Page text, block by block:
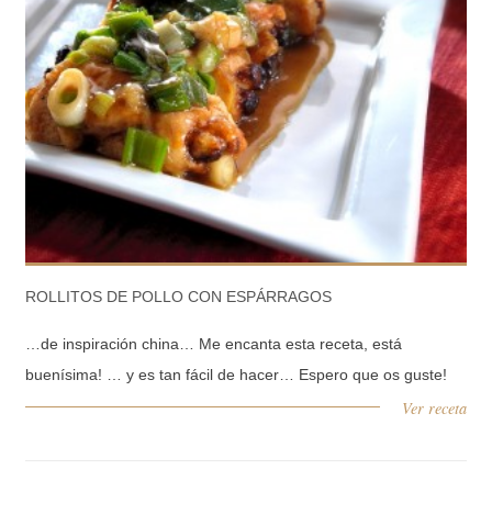
ROLLITOS DE POLLO CON ESPÁRRAGOS
…de inspiración china… Me encanta esta receta, está
buenísima! … y es tan fácil de hacer… Espero que os guste!
Ver receta